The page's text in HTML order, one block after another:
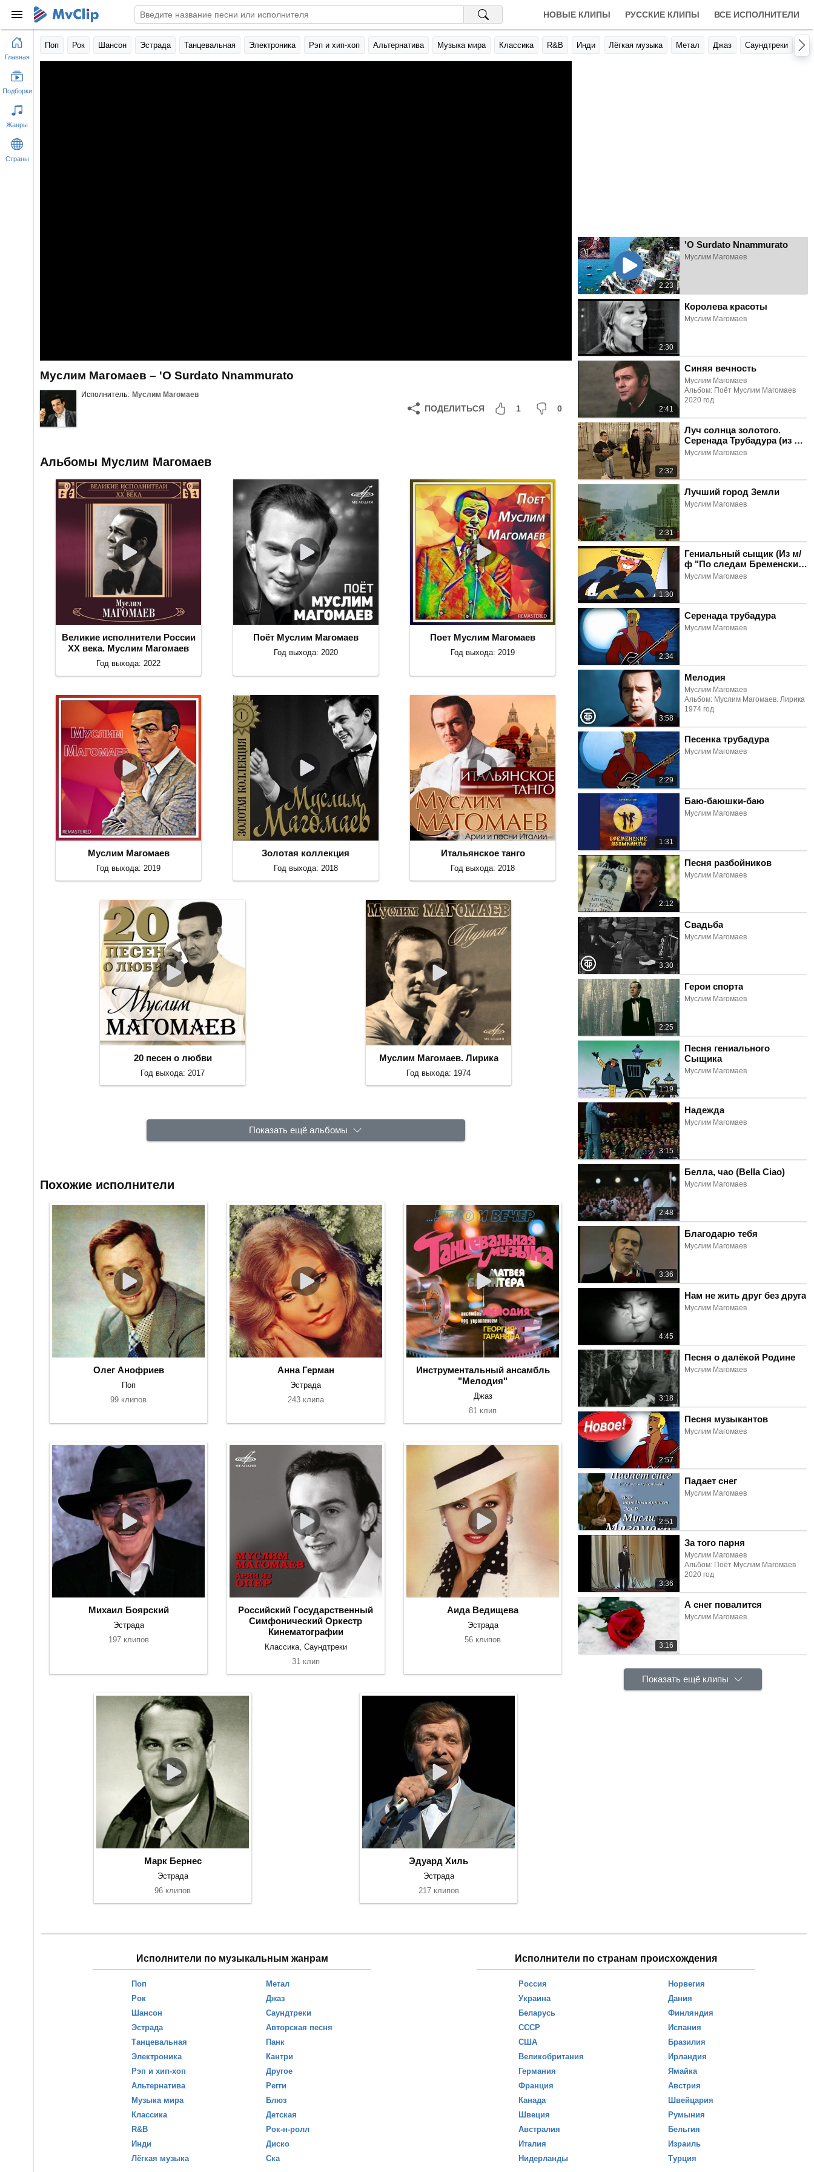
НОВЫЕ КЛИПЫ РУССКИЕ КЛИПЫ ВСЕ ИСПОЛНИТЕЛИ
Поп Рок Шансон Эстрада Танцевальная Электроника Рэп и хип-хоп Альтернатива Музыка мира Классика R&B Инди Лёгкая музыка Метал Джаз Саундтреки
Муслим Магомаев – 'O Surdato Nnammurato
Исполнитель: Муслим Магомаев
ПОДЕЛИТЬСЯ 1 0
2:23
'O Surdato Nnammurato
Муслим Магомаев
2:30
Королева красоты
Муслим Магомаев
2:41
Синяя вечность
Муслим Магомаев
Альбом: Поёт Муслим Магомаев
2020 год
2:32
Луч солнца золотого.
Серенада Трубадура (из м/
ф "Бременские
Муслим Магомаев
2:31
Лучший город Земли
Муслим Магомаев
1:30
Гениальный сыщик (Из м/
ф "По следам Бременских
музыкантов")
Муслим Магомаев
2:34
Серенада трубадура
Муслим Магомаев
3:58
Мелодия
Муслим Магомаев
Альбом: Муслим Магомаев. Лирика
1974 год
2:29
Песенка трубадура
Муслим Магомаев
1:31
Баю-баюшки-баю
Муслим Магомаев
2:12
Песня разбойников
Муслим Магомаев
3:30
Свадьба
Муслим Магомаев
2:25
Герои спорта
Муслим Магомаев
1:19
Песня гениального
Сыщика
Муслим Магомаев
3:15
Надежда
Муслим Магомаев
2:48
Белла, чао (Bella Ciao)
Муслим Магомаев
3:36
Благодарю тебя
Муслим Магомаев
4:45
Нам не жить друг без друга
Муслим Магомаев
3:18
Песня о далёкой Родине
Муслим Магомаев
2:57
Песня музыкантов
Муслим Магомаев
2:51
Падает снег
Муслим Магомаев
3:36
За того парня
Муслим Магомаев
Альбом: Поёт Муслим Магомаев
2020 год
3:16
А снег повалится
Муслим Магомаев
Показать ещё клипы
Альбомы Муслим Магомаев
Великие исполнители России
ХХ века. Муслим Магомаев
Год выхода: 2022
Поёт Муслим Магомаев
Год выхода: 2020
Поет Муслим Магомаев
Год выхода: 2019
Муслим Магомаев
Год выхода: 2019
Золотая коллекция
Год выхода: 2018
Итальянское танго
Год выхода: 2018
20 песен о любви
Год выхода: 2017
Муслим Магомаев. Лирика
Год выхода: 1974
Показать ещё альбомы
Похожие исполнители
Олег Анофриев
Поп
99 клипов
Анна Герман
Эстрада
243 клипа
Инструментальный ансамбль
"Мелодия"
Джаз
81 клип
Михаил Боярский
Эстрада
197 клипов
Российский Государственный
Симфонический Оркестр
Кинематографии
Классика, Саундтреки
31 клип
Аида Ведищева
Эстрада
56 клипов
Марк Бернес
Эстрада
96 клипов
Эдуард Хиль
Эстрада
217 клипов
Исполнители по музыкальным жанрам
Поп
Рок
Шансон
Эстрада
Танцевальная
Электроника
Рэп и хип-хоп
Альтернатива
Музыка мира
Классика
R&B
Инди
Лёгкая музыка
Метал
Джаз
Саундтреки
Авторская песня
Панк
Кантри
Другое
Регги
Блюз
Детская
Рок-н-ролл
Диско
Ска
Исполнители по странам происхождения
Россия
Украина
Беларусь
СССР
США
Великобритания
Германия
Франция
Канада
Швеция
Австралия
Италия
Нидерланды
Норвегия
Дания
Финляндия
Испания
Бразилия
Ирландия
Ямайка
Австрия
Швейцария
Румыния
Бельгия
Израиль
Турция
Главная
Подборки
Жанры
Страны